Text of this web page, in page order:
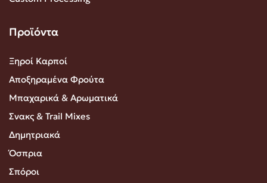
Προϊόντα
Ξηροί Καρποί
Αποξηραμένα Φρούτα
Μπαχαρικά & Αρωματικά
Σνακς & Trail Mixes
Δημητριακά
Όσπρια
Σπόροι